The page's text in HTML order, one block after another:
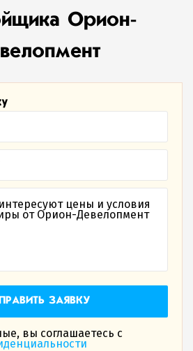
Орион-
ЗАЯВКУ
вы соглашаетесь с